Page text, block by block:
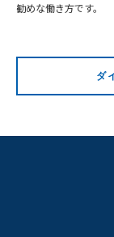
勧めな働き方です。
ダ